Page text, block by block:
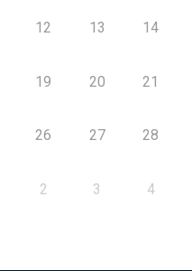
12 13 14
19 20 21
26 27 28
2 3 4